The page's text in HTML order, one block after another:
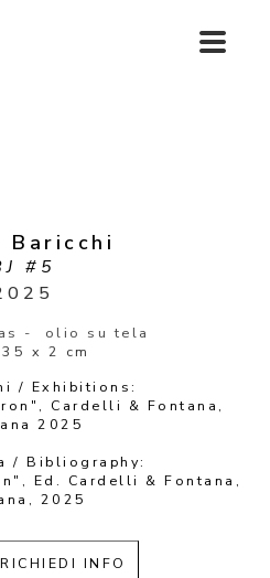
Baricchi
#5
-  olio su tela
x 2 cm
/ Exhibitions:
Cardelli & Fontana,
2025
/ Bibliography:
Ed. Cardelli & Fontana,
2025
INFO